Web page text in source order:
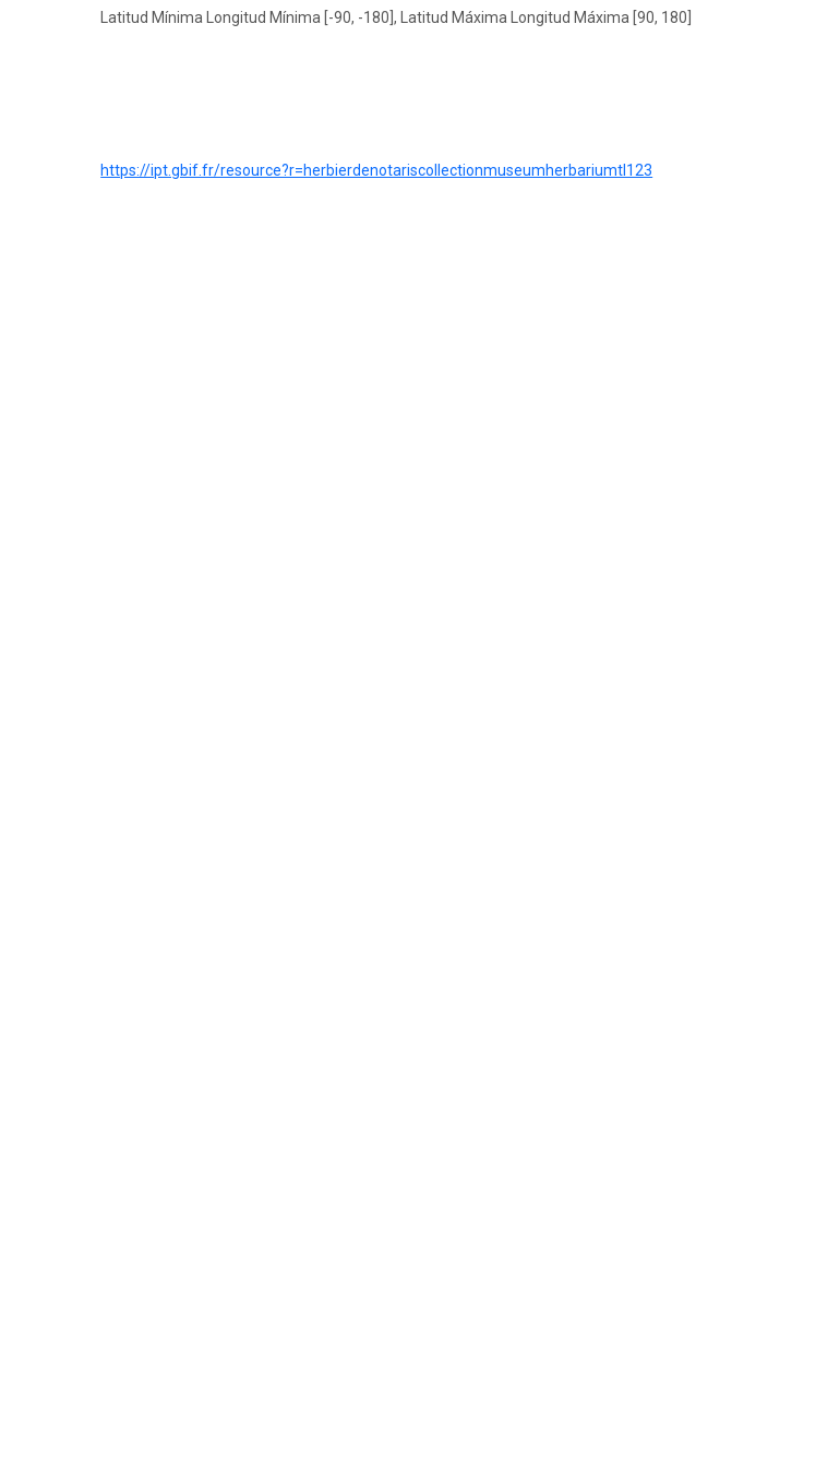
Latitud Mínima Longitud Mínima [-90, -180], Latitud Máxima Longitud Máxima [90, 180]
https://ipt.gbif.fr/resource?r=herbierdenotariscollectionmuseumherbariumtl123